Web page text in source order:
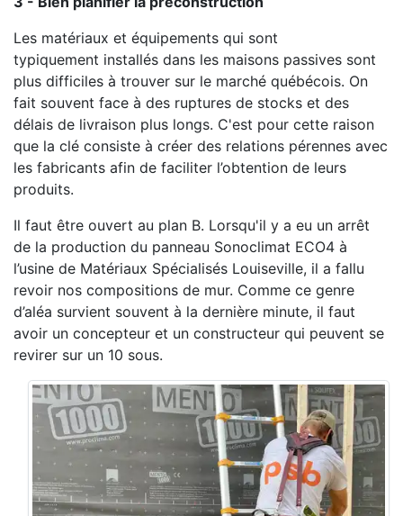
Les matériaux et équipements qui sont
typiquement installés dans les maisons passives sont
plus difficiles à trouver sur le marché québécois. On
fait souvent face à des ruptures de stocks et des
délais de livraison plus longs. C'est pour cette raison
que la clé consiste à créer des relations pérennes avec
les fabricants afin de faciliter l’obtention de leurs
produits.
Il faut être ouvert au plan B. Lorsqu'il y a eu un arrêt
de la production du panneau Sonoclimat ECO4 à
l’usine de Matériaux Spécialisés Louiseville, il a fallu
revoir nos compositions de mur. Comme ce genre
d’aléa survient souvent à la dernière minute, il faut
avoir un concepteur et un constructeur qui peuvent se
revirer sur un 10 sous.